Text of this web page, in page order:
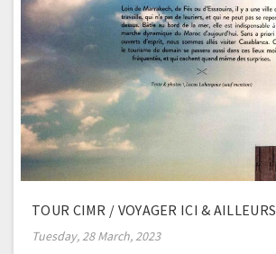
TOUR CIMR / VOYAGER ICI & AILLEURS
Tuesday, 28 March, 2023